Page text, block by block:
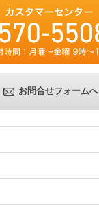
お問合せフォームへ